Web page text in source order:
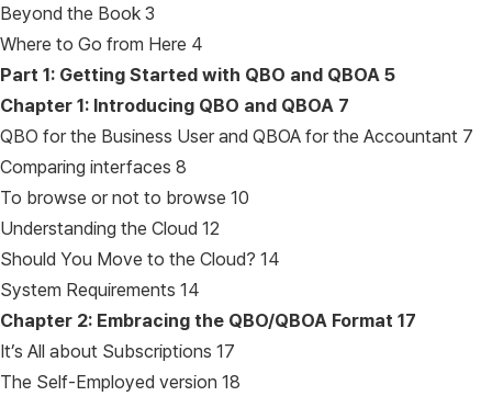
Beyond the Book 3
Where to Go from Here 4
Part 1: Getting Started with QBO and QBOA 5
Chapter 1: Introducing QBO and QBOA 7
QBO for the Business User and QBOA for the Accountant 7
Comparing interfaces 8
To browse or not to browse 10
Understanding the Cloud 12
Should You Move to the Cloud? 14
System Requirements 14
Chapter 2: Embracing the QBO/QBOA Format 17
It’s All about Subscriptions 17
The Self-Employed version 18